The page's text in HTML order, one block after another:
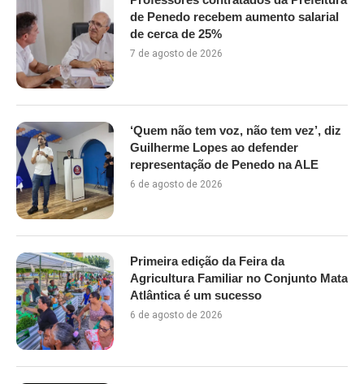
de Penedo recebem aumento salarial
de cerca de 25%
7 de agosto de 2026
‘Quem não tem voz, não tem vez’, diz
Guilherme Lopes ao defender
representação de Penedo na ALE
6 de agosto de 2026
Primeira edição da Feira da
Agricultura Familiar no Conjunto Mata
Atlântica é um sucesso
6 de agosto de 2026